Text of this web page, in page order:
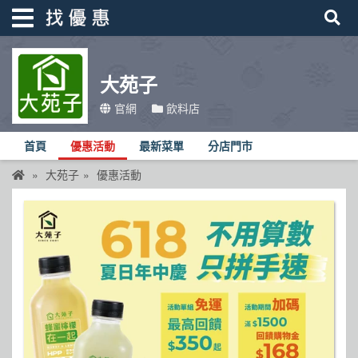
大苑子
官網 飲料店
首頁 優惠活動 最新菜單 分店門市
大苑子 優惠活動
找優惠
首頁
優惠活動
折價卷
線上DM
找菜單
品牌總覽